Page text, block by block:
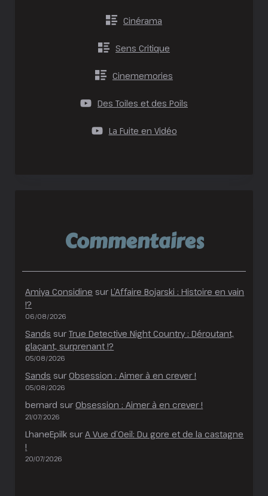
Cinérama
Sens Critique
Cinememories
Des Toiles et des Poils
La Fuite en Vidéo
Commentaires
Amiya Considine surL’Affaire Bojarski : Histoire en vain
!?
06/08/2026
Sands surTrue Detective Night Country : Déroutant,
glaçant, surprenant !?
05/08/2026
Sands surObsession : Aimer à en crever !
05/08/2026
bernard surObsession : Aimer à en crever !
21/07/2026
LhaneEpilk surA Vue d’Oeil: Du gore et de la castagne
!
20/07/2026